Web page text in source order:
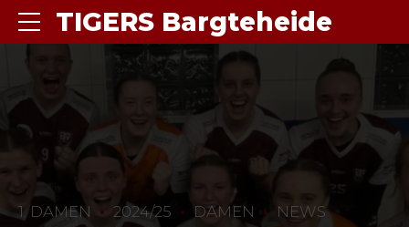
TIGERS Bargteheide
1. DAMEN 2024/25 DAMEN NEWS